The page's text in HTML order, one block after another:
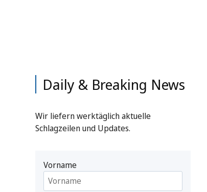
Daily & Breaking News
Wir liefern werktäglich aktuelle
Schlagzeilen und Updates.
Vorname